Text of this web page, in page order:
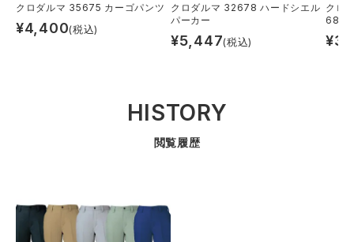
クロダルマ 35675 カーゴパンツ
¥4,400(税込)
クロダルマ 32678 ハードシエル
パーカー
¥5,447(税込)
クロ
6898
¥
HISTORY
閲覧履歴